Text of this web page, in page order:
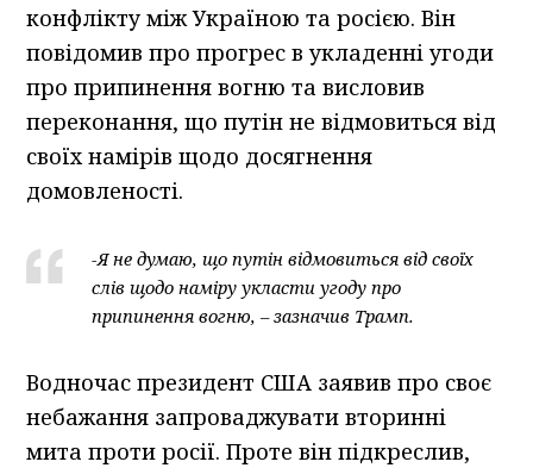
конфлікту між Україною та росією. Він
повідомив про прогрес в укладенні угоди
про припинення вогню та висловив
переконання, що путін не відмовиться від
своїх намірів щодо досягнення
домовленості.
-Я не думаю, що путін відмовиться від своїх
слів щодо наміру укласти угоду про
припинення вогню, – зазначив Трамп.
Водночас президент США заявив про своє
небажання запроваджувати вторинні
мита проти росії. Проте він підкреслив,